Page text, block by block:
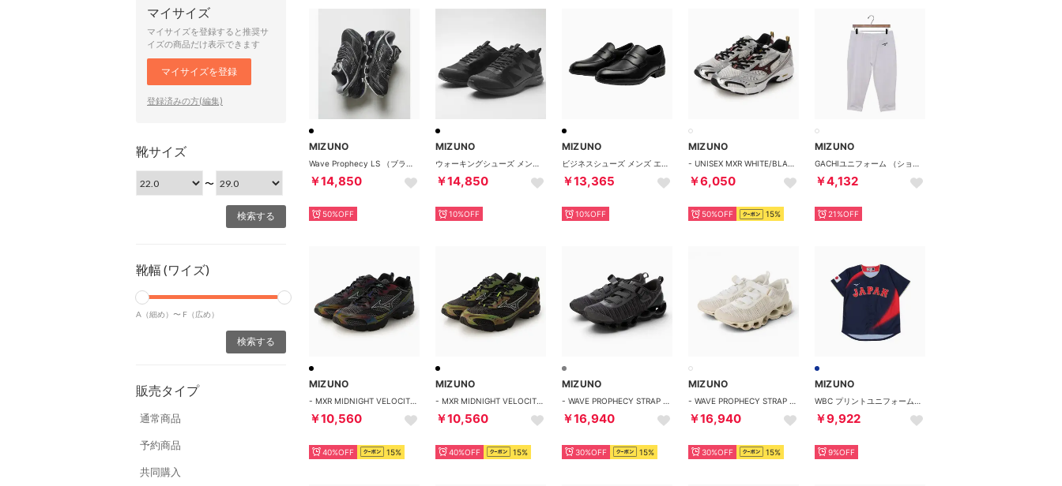
マイサイズ
マイサイズを登録すると推奨サ
イズの商品だけ表示できます
マイサイズを登録
登録済みの方(編集)
靴サイズ
〜
靴幅 (ワイズ)
A（細め）〜 F（広め）
販売タイプ
通常商品
予約商品
共同購入
MIZUNO
￥14,850
50%OFF
MIZUNO
￥14,850
10%OFF
MIZUNO
￥13,365
10%OFF
MIZUNO
￥6,050
50%OFF 15%
MIZUNO
￥4,132
21%OFF
MIZUNO
￥10,560
40%OFF 15%
MIZUNO
￥10,560
40%OFF 15%
MIZUNO
￥16,940
30%OFF 15%
MIZUNO
￥16,940
30%OFF 15%
MIZUNO
￥9,922
9%OFF